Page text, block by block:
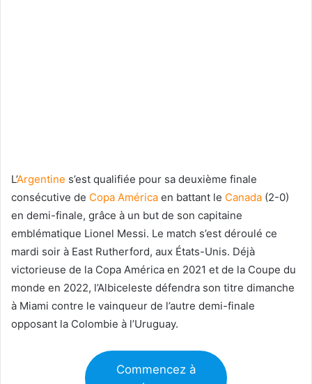
L’Argentine s’est qualifiée pour sa deuxième finale
consécutive de Copa América en battant le Canada (2-0)
en demi-finale, grâce à un but de son capitaine
emblématique Lionel Messi. Le match s’est déroulé ce
mardi soir à East Rutherford, aux États-Unis. Déjà
victorieuse de la Copa América en 2021 et de la Coupe du
monde en 2022, l’Albiceleste défendra son titre dimanche
à Miami contre le vainqueur de l’autre demi-finale
opposant la Colombie à l’Uruguay.
Commencez à